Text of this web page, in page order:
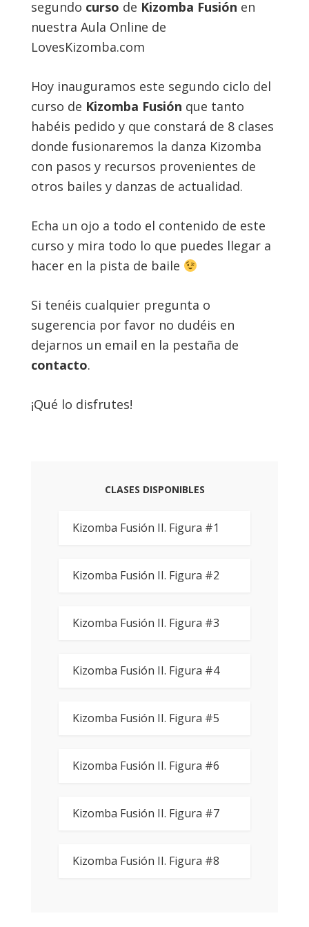
segundo curso de Kizomba Fusión en
nuestra Aula Online de
LovesKizomba.com
Hoy inauguramos este segundo ciclo del
curso de Kizomba Fusión que tanto
habéis pedido y que constará de 8 clases
donde fusionaremos la danza Kizomba
con pasos y recursos provenientes de
otros bailes y danzas de actualidad.
Echa un ojo a todo el contenido de este
curso y mira todo lo que puedes llegar a
hacer en la pista de baile
Si tenéis cualquier pregunta o
sugerencia por favor no dudéis en
dejarnos un email en la pestaña de
contacto.
¡Qué lo disfrutes!
CLASES DISPONIBLES
Kizomba Fusión II. Figura #1
Kizomba Fusión II. Figura #2
Kizomba Fusión II. Figura #3
Kizomba Fusión II. Figura #4
Kizomba Fusión II. Figura #5
Kizomba Fusión II. Figura #6
Kizomba Fusión II. Figura #7
Kizomba Fusión II. Figura #8